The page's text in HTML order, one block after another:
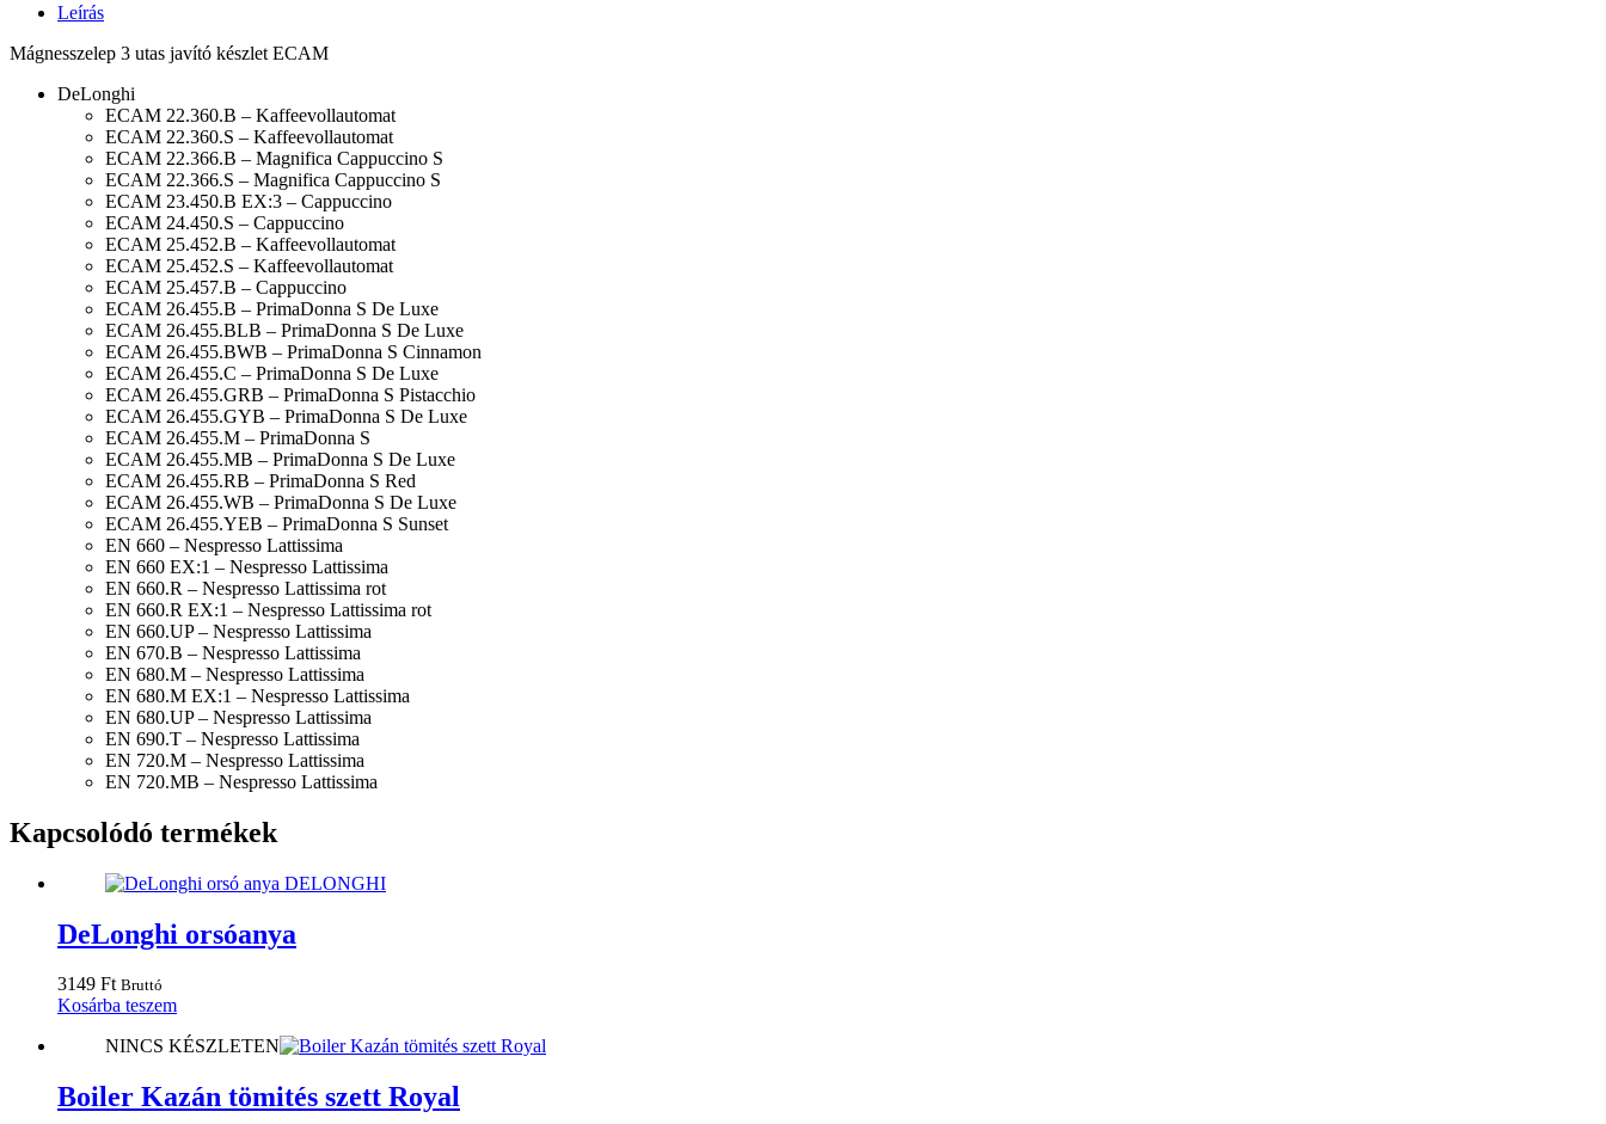
Leírás
Mágnesszelep 3 utas javító készlet ECAM
DeLonghi
ECAM 22.360.B – Kaffeevollautomat
ECAM 22.360.S – Kaffeevollautomat
ECAM 22.366.B – Magnifica Cappuccino S
ECAM 22.366.S – Magnifica Cappuccino S
ECAM 23.450.B EX:3 – Cappuccino
ECAM 24.450.S – Cappuccino
ECAM 25.452.B – Kaffeevollautomat
ECAM 25.452.S – Kaffeevollautomat
ECAM 25.457.B – Cappuccino
ECAM 26.455.B – PrimaDonna S De Luxe
ECAM 26.455.BLB – PrimaDonna S De Luxe
ECAM 26.455.BWB – PrimaDonna S Cinnamon
ECAM 26.455.C – PrimaDonna S De Luxe
ECAM 26.455.GRB – PrimaDonna S Pistacchio
ECAM 26.455.GYB – PrimaDonna S De Luxe
ECAM 26.455.M – PrimaDonna S
ECAM 26.455.MB – PrimaDonna S De Luxe
ECAM 26.455.RB – PrimaDonna S Red
ECAM 26.455.WB – PrimaDonna S De Luxe
ECAM 26.455.YEB – PrimaDonna S Sunset
EN 660 – Nespresso Lattissima
EN 660 EX:1 – Nespresso Lattissima
EN 660.R – Nespresso Lattissima rot
EN 660.R EX:1 – Nespresso Lattissima rot
EN 660.UP – Nespresso Lattissima
EN 670.B – Nespresso Lattissima
EN 680.M – Nespresso Lattissima
EN 680.M EX:1 – Nespresso Lattissima
EN 680.UP – Nespresso Lattissima
EN 690.T – Nespresso Lattissima
EN 720.M – Nespresso Lattissima
EN 720.MB – Nespresso Lattissima
Kapcsolódó termékek
DeLonghi orsóanya
3149 Ft Bruttó
Kosárba teszem
NINCS KÉSZLETEN
Boiler Kazán tömités szett Royal